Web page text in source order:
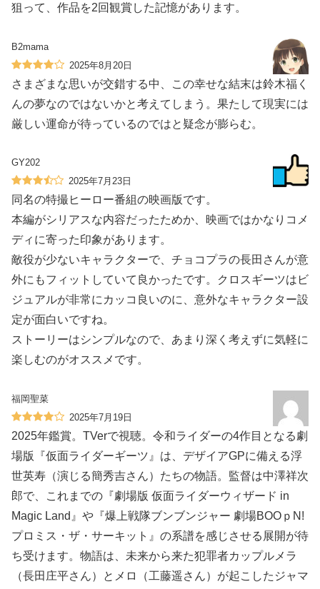
狙って、作品を2回観賞した記憶があります。
B2mama
2025年8月20日
さまざまな思いが交錯する中、この幸せな結末は鈴木福く
んの夢なのではないかと考えてしまう。果たして現実には
厳しい運命が待っているのではと疑念が膨らむ。
GY202
2025年7月23日
同名の特撮ヒーロー番組の映画版です。
本編がシリアスな内容だったためか、映画ではかなりコメ
ディに寄った印象があります。
敵役が少ないキャラクターで、チョコプラの長田さんが意
外にもフィットしていて良かったです。クロスギーツはビ
ジュアルが非常にカッコ良いのに、意外なキャラクター設
定が面白いですね。
ストーリーはシンプルなので、あまり深く考えずに気軽に
楽しむのがオススメです。
福岡聖菜
2025年7月19日
2025年鑑賞。TVerで視聴。令和ライダーの4作目となる劇
場版『仮面ライダーギーツ』は、デザイアGPに備える浮
世英寿（演じる簡秀吉さん）たちの物語。監督は中澤祥次
郎で、これまでの『劇場版 仮面ライダーウィザード in
Magic Land』や『爆上戦隊ブンブンジャー 劇場BOOｐN!
プロミス・ザ・サーキット』の系譜を感じさせる展開が待
ち受けます。物語は、未来から来た犯罪者カップルメラ
（長田庄平さん）とメロ（工藤遥さん）が起こしたジャマ